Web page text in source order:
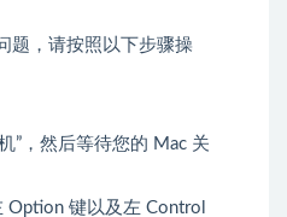
题，请按照以下步骤操
”，然后等待您的 Mac 关
Option 键以及左 Control